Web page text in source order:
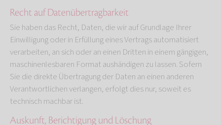
Recht auf Daten­übertrag­barkeit
Sie haben das Recht, Daten, die wir auf Grundlage Ihrer
Einwilligung oder in Erfüllung eines Vertrags automatisiert
verarbeiten, an sich oder an einen Dritten in einem gängigen,
maschinenlesbaren Format aushändigen zu lassen. Sofern
Sie die direkte Übertragung der Daten an einen anderen
Verantwortlichen verlangen, erfolgt dies nur, soweit es
technisch machbar ist.
Auskunft, Berichtigung und Löschung